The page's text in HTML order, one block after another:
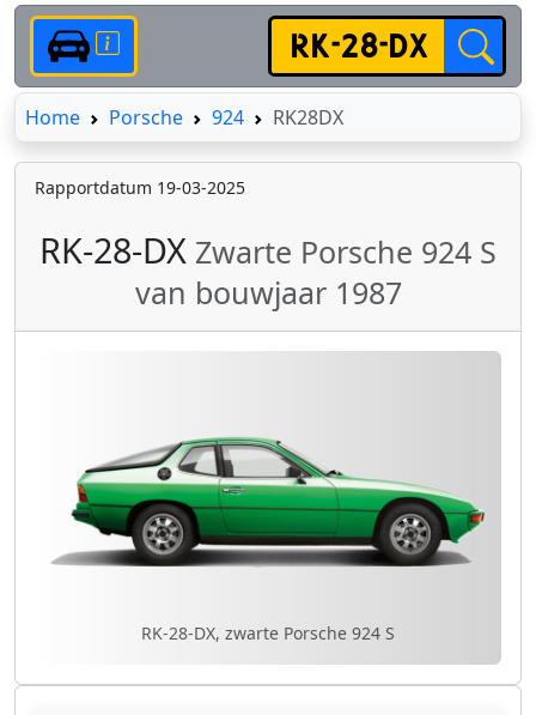
HomeHomePorsche 924 RK28DX
Rapportdatum 19-03-2025
RK-28-DX Zwarte Porsche 924 S
van bouwjaar 1987
RK-28-DX, zwarte Porsche 924 S